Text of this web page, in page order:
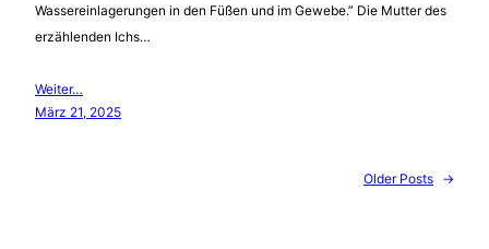
Wassereinlagerungen in den Füßen und im Gewebe.” Die Mutter des
erzählenden Ichs…
Weiter…
März 21, 2025
Older Posts →